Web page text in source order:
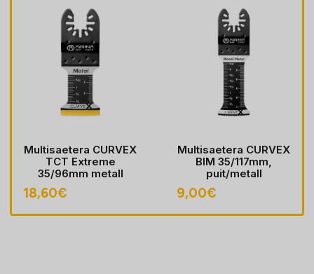
Multisaetera CURVEX
TCT Extreme
35/96mm metall
18,60€
Multisaetera CURVEX
BIM 35/117mm,
puit/metall
9,00€